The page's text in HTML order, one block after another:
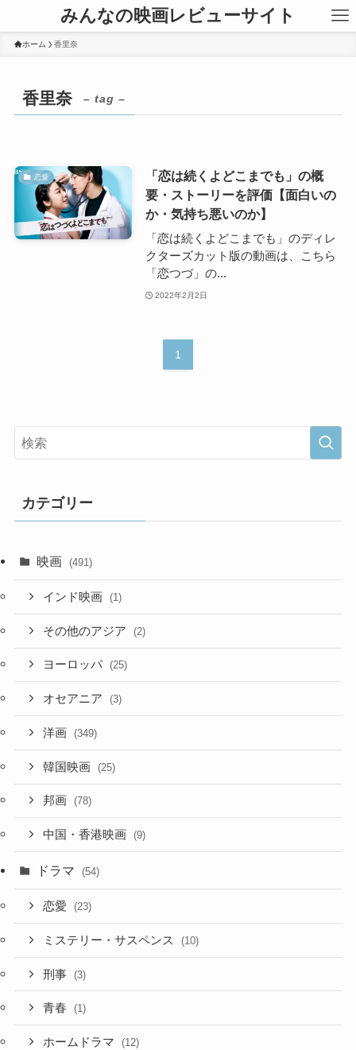
みんなの映画レビューサイト
ホーム 香里奈
香里奈 – tag –
恋愛
「恋は続くよどこまでも」の概
要・ストーリーを評価【面白いの
か・気持ち悪いのか】
「恋は続くよどこまでも」のディレ
クターズカット版の動画は、こちら
「恋つづ」の...
2022年2月2日
1
カテゴリー
映画 (491)
インド映画 (1)
その他のアジア (2)
ヨーロッパ (25)
オセアニア (3)
洋画 (349)
韓国映画 (25)
邦画 (78)
中国・香港映画 (9)
ドラマ (54)
恋愛 (23)
ミステリー・サスペンス (10)
刑事 (3)
青春 (1)
ホームドラマ (12)